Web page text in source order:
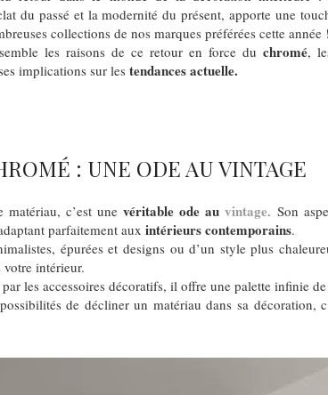
du passé et la modernité du présent, apporte une
collections de nos marques préférées cette année !
les raisons de ce retour en force du chromé,
implications sur les tendances actuelle.
: UNE ODE AU VINTAGE
matériau, c’est unevéritable ode auvintage. Son
parfaitement aux intérieurs contemporains.
épurées et designs ou d’un style plus
votre intérieur.
les accessoires décoratifs, il offre une palette infinie
de décliner un matériau dans sa décoration,